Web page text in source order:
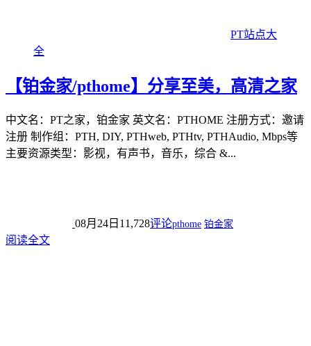
PT站点大
全
【铂金家/pthome】分享至美，高清之家
中文名：PT之家，铂金家 英文名：PTHOME 注册方式：邀请
注册 制作组：PTH, DIY, PTHweb, PTHtv, PTHAudio, Mbps等
主要资源类型：影视，有声书，音乐，综合 &...
08月24日 11,728评论pthome 铂金家
阅读全文